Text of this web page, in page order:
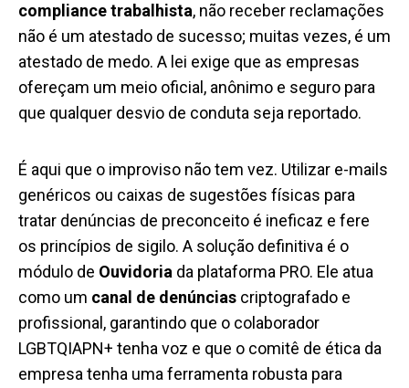
compliance trabalhista, não receber reclamações
não é um atestado de sucesso; muitas vezes, é um
atestado de medo. A lei exige que as empresas
ofereçam um meio oficial, anônimo e seguro para
que qualquer desvio de conduta seja reportado.
É aqui que o improviso não tem vez. Utilizar e-mails
genéricos ou caixas de sugestões físicas para
tratar denúncias de preconceito é ineficaz e fere
os princípios de sigilo. A solução definitiva é o
módulo de Ouvidoria da plataforma PRO. Ele atua
como um canal de denúncias criptografado e
profissional, garantindo que o colaborador
LGBTQIAPN+ tenha voz e que o comitê de ética da
empresa tenha uma ferramenta robusta para